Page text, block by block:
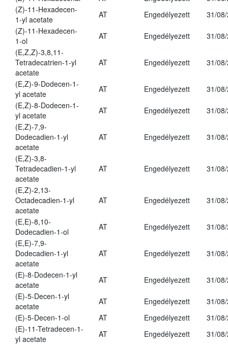
(Z)-11-Hexadecen-
1-yl acetate
AT Engedélyezett
31/
(Z)-11-Hexadecen-
1-ol
AT Engedélyezett
31/
(E,Z,Z)-3,8,11-
Tetradecatrien-1-yl
acetate
AT Engedélyezett 31/
(E,Z)-9-Dodecen-1-
yl acetate
AT Engedélyezett
31/
(E,Z)-8-Dodecen-1-
yl acetate
AT Engedélyezett
31/
(E,Z)-7,9-
Dodecadien-1-yl
acetate
AT Engedélyezett 31/
(E,Z)-3,8-
Tetradecadien-1-yl
acetate
AT Engedélyezett 31/
(E,Z)-2,13-
Octadecadien-1-yl
acetate
AT Engedélyezett 31/
(E,E)-8,10-
Dodecadien-1-ol
AT Engedélyezett
31/
(E,E)-7,9-
Dodecadien-1-yl
acetate
AT Engedélyezett 31/
(E)-8-Dodecen-1-yl
acetate
AT Engedélyezett
31/
(E)-5-Decen-1-yl
acetate
AT Engedélyezett
31/
(E)-5-Decen-1-ol
AT Engedélyezett
31/
(E)-11-Tetradecen-1-
yl acetate
AT Engedélyezett 31/